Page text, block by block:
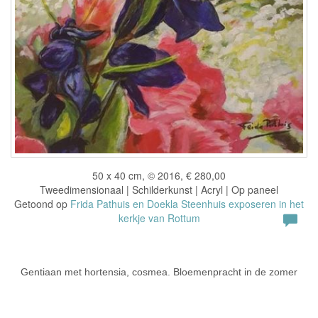
50 x 40 cm, © 2016, € 280,00
Tweedimensionaal | Schilderkunst | Acryl | Op paneel
Getoond op Frida Pathuis en Doekla Steenhuis exposeren in het
kerkje van Rottum
Gentiaan met hortensia, cosmea. Bloemenpracht in de zomer